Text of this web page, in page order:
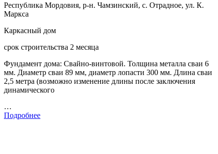
Республика Мордовия, р-н. Чамзинский, с. Отрадное, ул. К.
Маркса
Каркасный дом
срок строительства 2 месяца
Фундамент дома: Свайно-винтовой. Толщина металла сваи 6
мм. Диаметр сваи 89 мм, диаметр лопасти 300 мм. Длина сваи
2,5 метра (возможно изменение длины после заключения
динамического
…
Подробнее